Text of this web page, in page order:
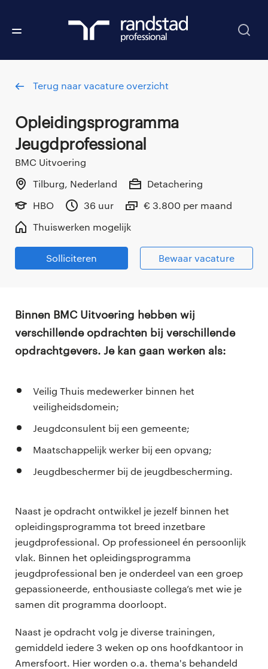
Terug naar vacature overzicht
Opleidingsprogramma
Jeugdprofessional
BMC Uitvoering
Tilburg, Nederland
Detachering
HBO
36 uur
€ 3.800 per maand
Thuiswerken mogelijk
Solliciteren Bewaar vacature
Binnen BMC Uitvoering hebben wij
verschillende opdrachten bij verschillende
opdrachtgevers. Je kan gaan werken als:
Veilig Thuis medewerker binnen het
veiligheidsdomein;
Jeugdconsulent bij een gemeente;
Maatschappelijk werker bij een opvang;
Jeugdbeschermer bij de jeugdbescherming.
Naast je opdracht ontwikkel je jezelf binnen het
opleidingsprogramma tot breed inzetbare
jeugdprofessional. Op professioneel én persoonlijk
vlak. Binnen het opleidingsprogramma
jeugdprofessional ben je onderdeel van een groep
gepassioneerde, enthousiaste collega’s met wie je
samen dit programma doorloopt.
Naast je opdracht volg je diverse trainingen,
gemiddeld iedere 3 weken op ons hoofdkantoor in
Amersfoort. Hier worden o.a. thema's behandeld